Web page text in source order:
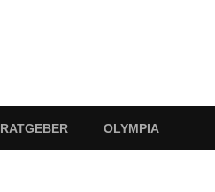
RATGEBER OLYMPIA